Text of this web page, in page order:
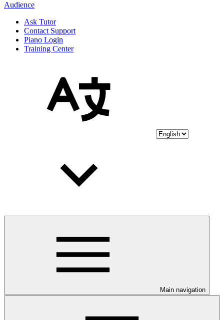
Audience
Ask Tutor
Contact Support
Piano Login
Training Center
Main navigation